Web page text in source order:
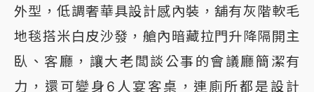
外型，低調奢華具設計感內裝，舖有灰階軟毛
地毯搭米白皮沙發，艙內暗藏拉門升降隔開主
臥、客廳，讓大老闆談公事的會議廳簡潔有
力，還可變身6人宴客桌，連廁所都是設計